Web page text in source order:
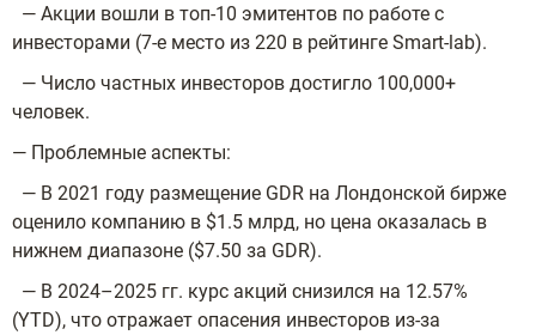
— Акции вошли в топ-10 эмитентов по работе с
инвесторами (7-е место из 220 в рейтинге Smart-lab).
— Число частных инвесторов достигло 100,000+
человек.
— Проблемные аспекты:
— В 2021 году размещение GDR на Лондонской бирже
оценило компанию в $1.5 млрд, но цена оказалась в
нижнем диапазоне ($7.50 за GDR).
— В 2024–2025 гг. курс акций снизился на 12.57%
(YTD), что отражает опасения инвесторов из-за